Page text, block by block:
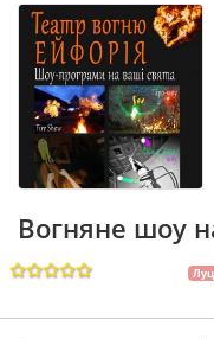
Вогняне шоу